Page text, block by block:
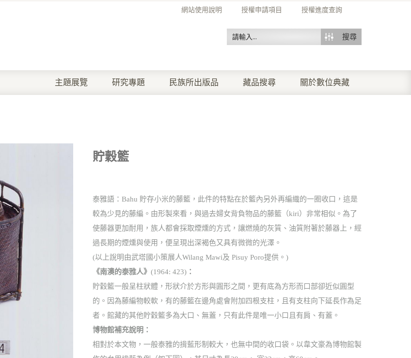
網站使用說明 授權申請項目 授權進度查詢
搜尋
主題展覽 研究專題 民族所出版品 藏品搜尋 關於數位典藏
貯穀籃
泰雅語：Bahu 貯存小米的藤籃，此件的特點在於籃內另外再編織的一圈收口，這是
較為少見的藤編。由形製來看，與過去婦女背負物品的藤籃（kiri）非常相似。為了
使藤器更加耐用，族人都會採取煙燻的方式，讓燃燒的灰質、油質附著於藤器上，經
過長期的煙燻與使用，便呈現出深褐色又具有微微的光澤。
(以上說明由武塔國小策展人Wilang Mawi及 Pisuy Poro提供。)
《南澳的泰雅人》 (1964: 423) ：
貯穀籃一般呈柱狀體，形狀介於方形與圓形之間，更有底為方形而口部卻近似圓型
的。因為藤編物較軟，有的藤籃在邊角處會附加四根支柱，且有支柱向下延長作為足
者。館藏的其他貯穀籃多為大口、無蓋，只有此件是唯一小口且有肩、有蓋。
博物館補充說明：
相對於本文物，一般泰雅的揹藍形制較大，也無中間的收口袋。以韋文豪為博物館製